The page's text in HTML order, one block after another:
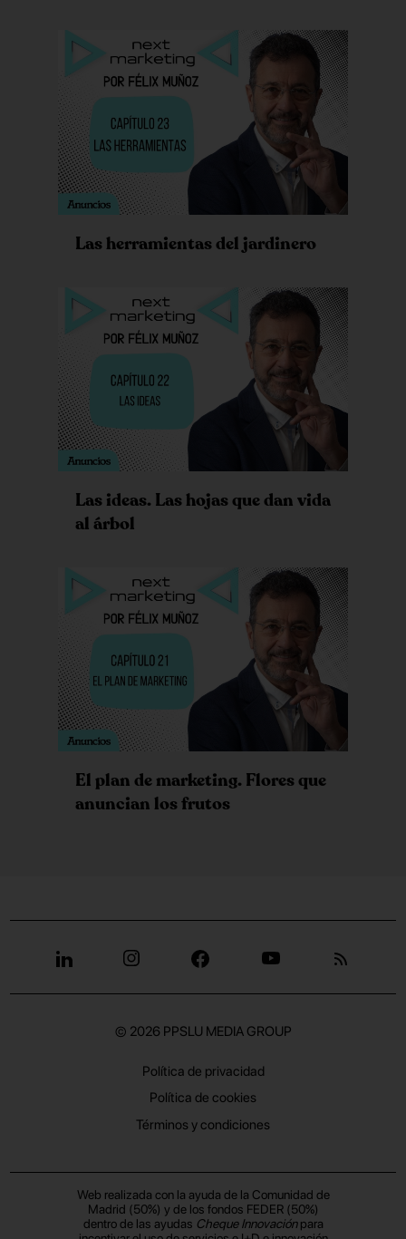
Las herramientas del jardinero
Las ideas. Las hojas que dan vida
al árbol
El plan de marketing. Flores que
anuncian los frutos
© 2026 PPSLU MEDIA GROUP
Política de privacidad
Política de cookies
Términos y condiciones
Web realizada con la ayuda de la Comunidad de
Madrid (50%) y de los fondos FEDER (50%)
dentro de las ayudas Cheque Innovaciónpara